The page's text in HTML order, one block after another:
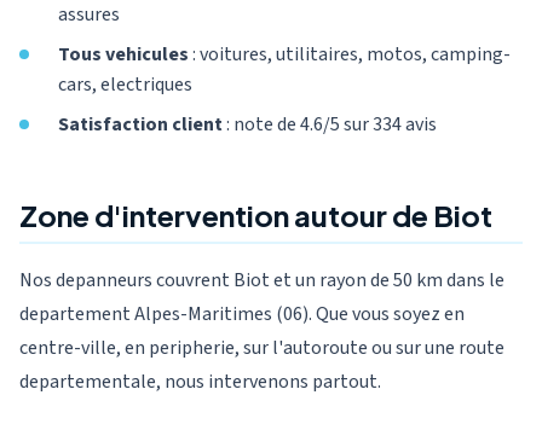
assures
Tous vehicules: voitures, utilitaires, motos, camping-
cars, electriques
Satisfaction client: note de 4.6/5 sur 334 avis
Zone d'intervention autour de Biot
Nos depanneurs couvrent Biot et un rayon de 50 km dans le
departement Alpes-Maritimes (06). Que vous soyez en
centre-ville, en peripherie, sur l'autoroute ou sur une route
departementale, nous intervenons partout.